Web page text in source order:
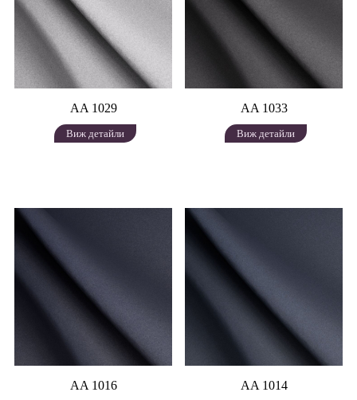
AA 1029
Виж детайли
AA 1033
Виж детайли
AA 1016 AA 1014